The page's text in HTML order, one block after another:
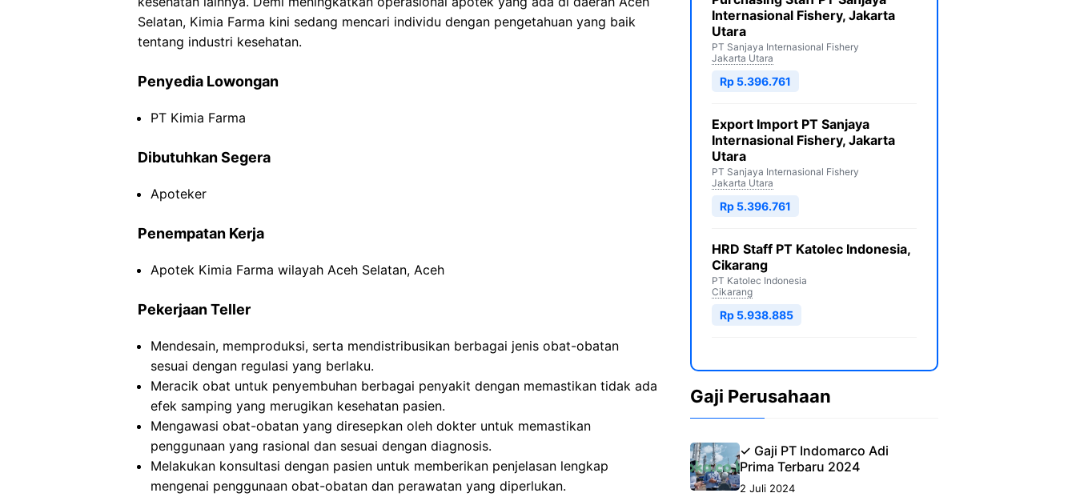
Selatan, Kimia Farma kini sedang mencari individu dengan pengetahuan yang baik
tentang industri kesehatan.
Penyedia Lowongan
PT Kimia Farma
Dibutuhkan Segera
Apoteker
Penempatan Kerja
Apotek Kimia Farma wilayah Aceh Selatan, Aceh
Pekerjaan Teller
Mendesain, memproduksi, serta mendistribusikan berbagai jenis obat-obatan
sesuai dengan regulasi yang berlaku.
Meracik obat untuk penyembuhan berbagai penyakit dengan memastikan tidak ada
efek samping yang merugikan kesehatan pasien.
Mengawasi obat-obatan yang diresepkan oleh dokter untuk memastikan
penggunaan yang rasional dan sesuai dengan diagnosis.
Melakukan konsultasi dengan pasien untuk memberikan penjelasan lengkap
mengenai penggunaan obat-obatan dan perawatan yang diperlukan.
Internasional Fishery, Jakarta
Utara
PT Sanjaya Internasional Fishery
Jakarta Utara
Rp 5.396.761
Export Import PT Sanjaya
Internasional Fishery, Jakarta
Utara
PT Sanjaya Internasional Fishery
Jakarta Utara
Rp 5.396.761
HRD Staff PT Katolec Indonesia,
Cikarang
PT Katolec Indonesia
Cikarang
Rp 5.938.885
Gaji Perusahaan
✓ Gaji PT Indomarco Adi
Prima Terbaru 2024
2 Juli 2024